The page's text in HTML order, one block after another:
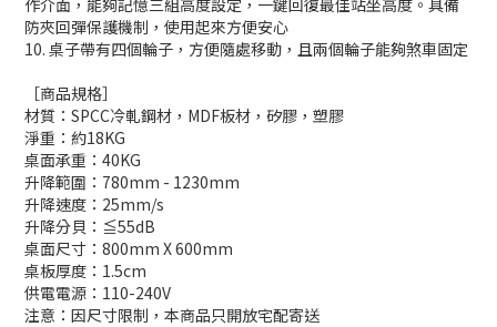
作介面，能夠記憶三組高度設定，一鍵回復最佳站坐高度。具備
防夾回彈保護機制，使用起來方便安心
10. 桌子帶有四個輪子，方便隨處移動，且兩個輪子能夠煞車固定
［商品規格］
材質：SPCC冷軋鋼材，MDF板材，矽膠，塑膠
淨重：約18KG
桌面承重：40KG
升降範圍：780mm - 1230mm
升降速度：25mm/s
升降分貝：≦55dB
桌面尺寸：800mm X 600mm
桌板厚度：1.5cm
供電電源：110-240V
注意：因尺寸限制，本商品只開放宅配寄送